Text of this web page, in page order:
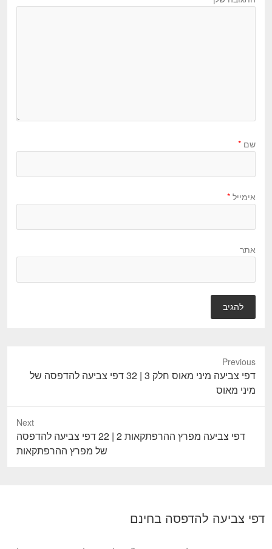
שם *
אימייל *
אתר
Previous
P
r
e
s
דפי צביעה מיני מאוס חלק 3 | 32 דפי צביעה להדפסה של
מיני מאוס
Next
s
דפי צביעה מפרץ ההרפתקאות 2 | 22 דפי צביעה להדפסה
של מפרץ ההרפתקאות
דפי צביעה להדפסה בחינם